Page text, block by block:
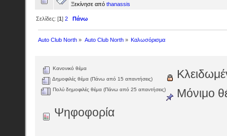
Ξεκίνησε από thanassis
Σελίδες: [1]2 Πάνω
Auto Club North » Auto Club North» Καλωσόρισμα
Κανονικό θέμα
Δημοφιλές θέμα (Πάνω από 15 απαντήσεις)
Πολύ δημοφιλές θέμα (Πάνω από 25 απαντήσεις)
Μόνιμο
Ψηφοφορία